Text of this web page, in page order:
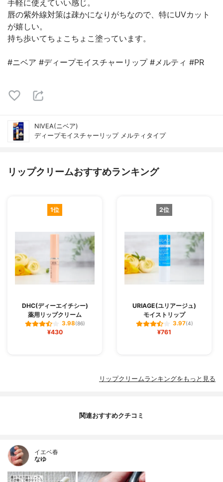
手軽に使えていい感じ。
唇の紫外線対策は疎かになりがちなので、特にUVカット
が嬉しい。
持ち歩いてちょこちょこ塗っています。
#ニベア #ディープモイスチャーリップ #メルティ #PR
NIVEA(ニベア)
ディープモイスチャーリップ メルティタイプ
リップクリームおすすめランキング
1位
DHC(ディーエイチシー)
薬用リップクリーム
3.98(86)
¥430
2位
URIAGE(ユリアージュ)
モイストリップ
3.97(4)
¥761
リップクリームランキングをもっと見る
関連おすすめクチコミ
イエベ春
なゆ